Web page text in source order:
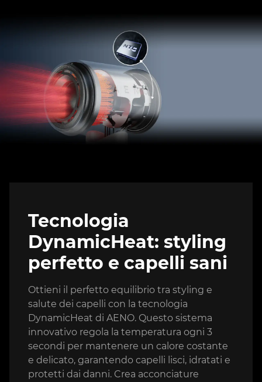
Tecnologia
DynamicHeat: styling
perfetto e capelli sani
Ottieni il perfetto equilibrio tra styling e
salute dei capelli con la tecnologia
DynamicHeat di AENO. Questo sistema
innovativo regola la temperatura ogni 3
secondi per mantenere un calore costante
e delicato, garantendo capelli lisci, idratati e
protetti dai danni. Crea acconciature